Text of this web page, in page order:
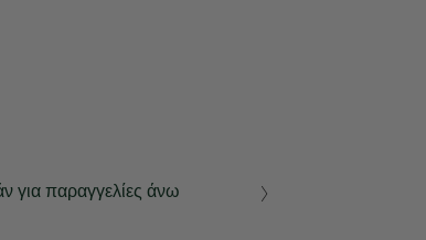
για παραγγελίες άνω